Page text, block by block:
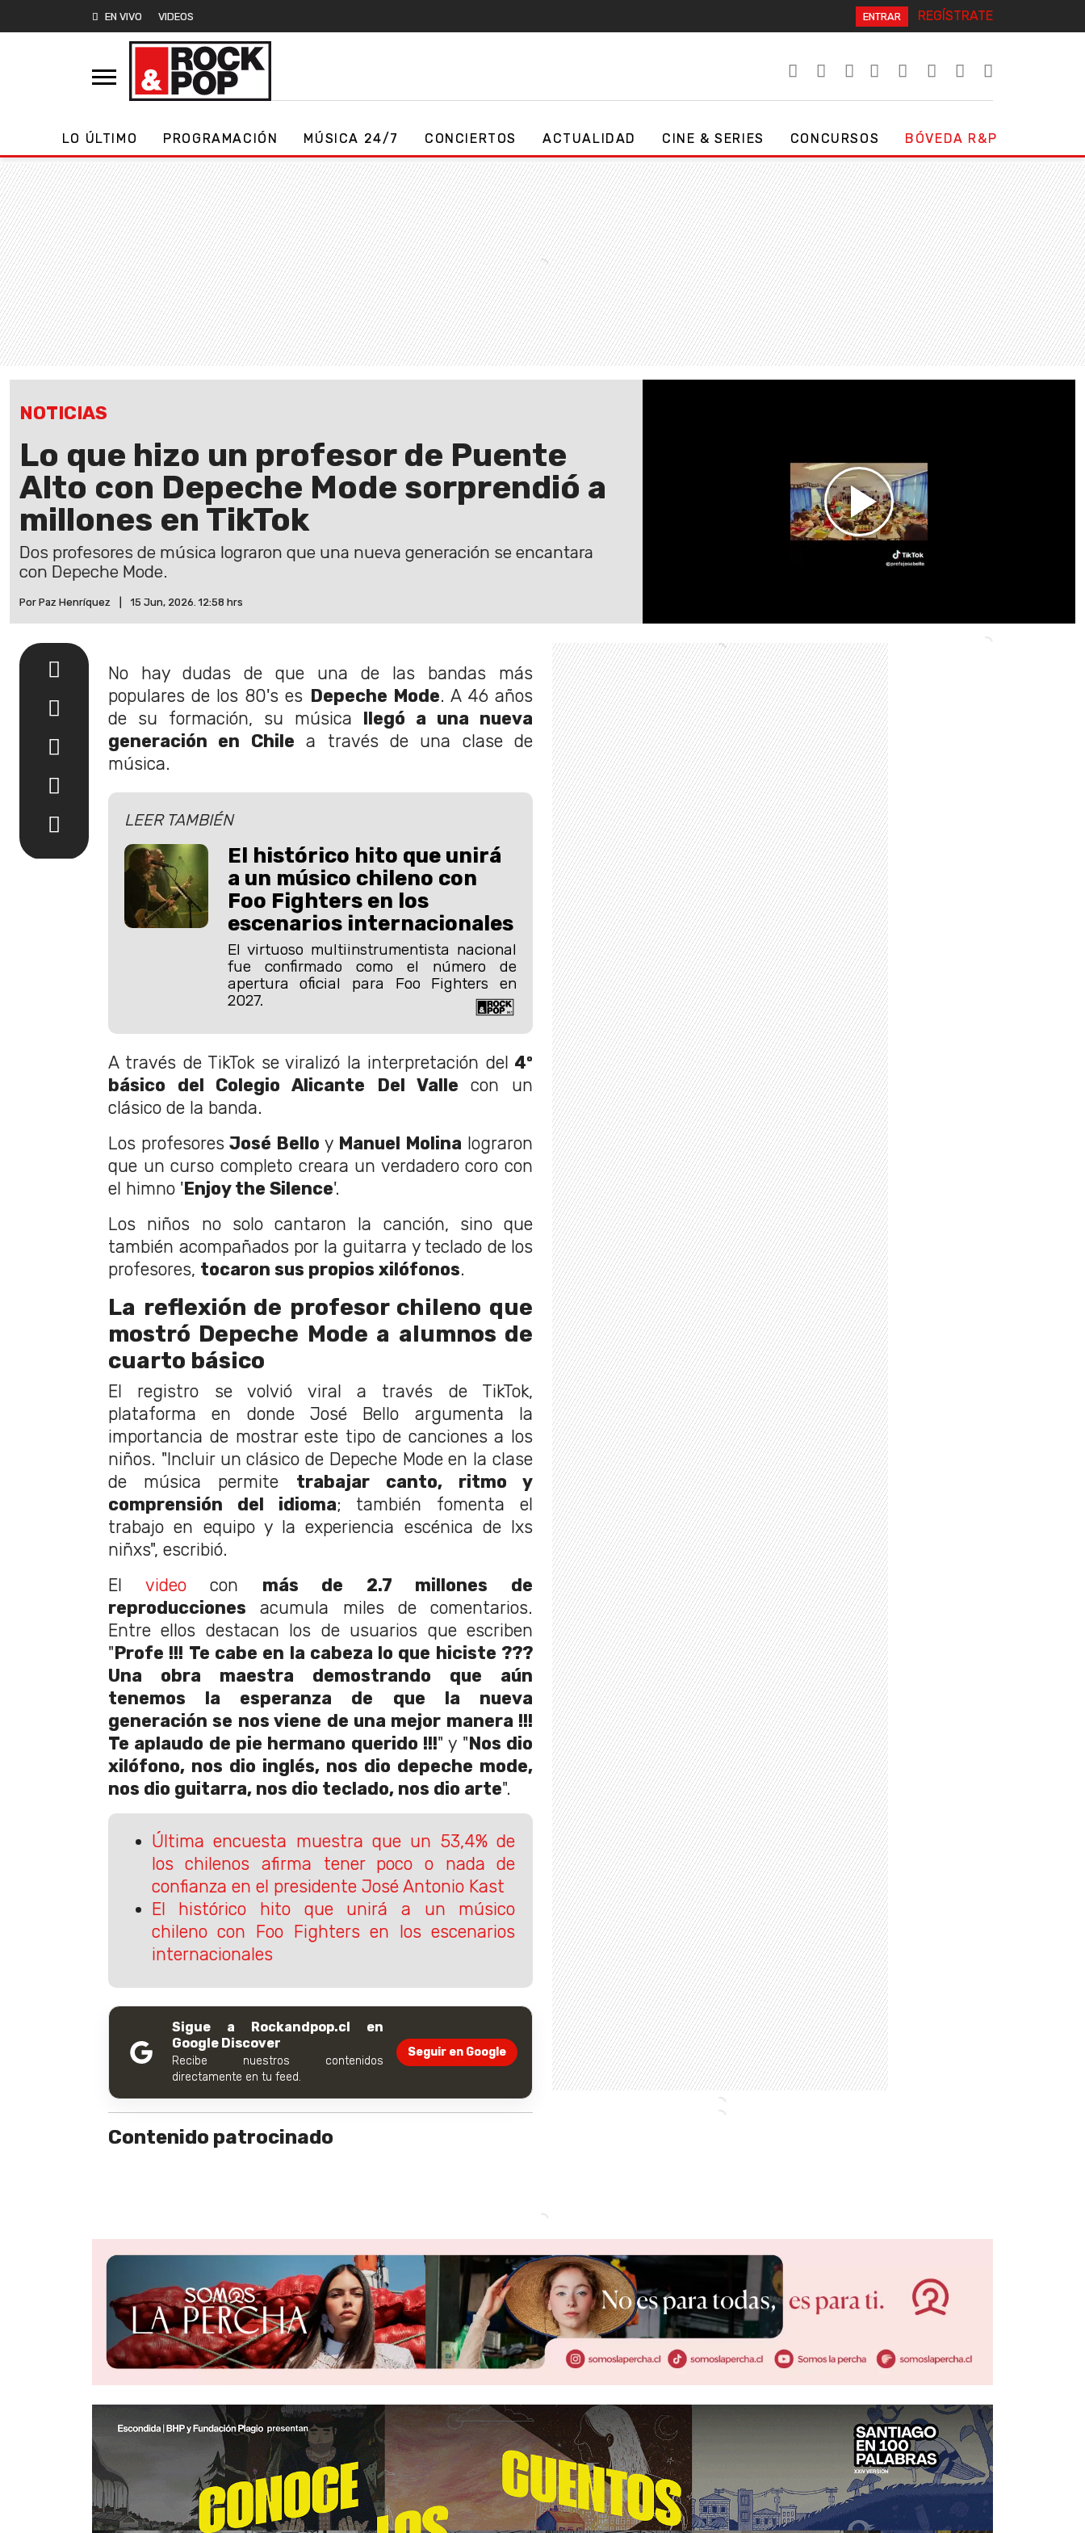
EN VIVO VIDEOS ENTRAR REGÍSTRATE
LO ÚLTIMO PROGRAMACIÓN MÚSICA 24/7 CONCIERTOS ACTUALIDAD CINE & SERIES CONCURSOS BÓVEDA R&P
NOTICIAS
Lo que hizo un profesor de Puente
Alto con Depeche Mode sorprendió a
millones en TikTok
Dos profesores de música lograron que una nueva generación se encantara
con Depeche Mode.
Por Paz Henríquez 15 Jun, 2026. 12:58 hrs
No hay dudas de que una de las bandas más
populares de los 80's es Depeche Mode. A 46 años
de su formación, su música llegó a una nueva
generación en Chile a través de una clase de
música.
LEER TAMBIÉN
El histórico hito que unirá
a un músico chileno con
Foo Fighters en los
escenarios internacionales
El virtuoso multiinstrumentista nacional
fue confirmado como el número de
apertura oficial para Foo Fighters en
2027.
A través de TikTok se viralizó la interpretación del 4º
básico del Colegio Alicante Del Valle con un
clásico de la banda.
Los profesores José Bello y Manuel Molina lograron
que un curso completo creara un verdadero coro con
el himno 'Enjoy the Silence'.
Los niños no solo cantaron la canción, sino que
también acompañados por la guitarra y teclado de los
profesores, tocaron sus propios xilófonos.
La reflexión de profesor chileno que
mostró Depeche Mode a alumnos de
cuarto básico
El registro se volvió viral a través de TikTok,
plataforma en donde José Bello argumenta la
importancia de mostrar este tipo de canciones a los
niños. "Incluir un clásico de Depeche Mode en la clase
de música permite trabajar canto, ritmo y
comprensión del idioma; también fomenta el
trabajo en equipo y la experiencia escénica de lxs
niñxs", escribió.
El videocon más de 2.7 millones de
reproducciones acumula miles de comentarios.
Entre ellos destacan los de usuarios que escriben
"Profe !!! Te cabe en la cabeza lo que hiciste ???
Una obra maestra demostrando que aún
tenemos la esperanza de que la nueva
generación se nos viene de una mejor manera !!!
Te aplaudo de pie hermano querido !!!" y "Nos dio
xilófono, nos dio inglés, nos dio depeche mode,
nos dio guitarra, nos dio teclado, nos dio arte".
Última encuesta muestra que un 53,4% de
los chilenos afirma tener poco o nada de
confianza en el presidente José Antonio Kast
El histórico hito que unirá a un músico
chileno con Foo Fighters en los escenarios
internacionales
Sigue a Rockandpop.cl en
Google Discover
Recibe nuestros contenidos
directamente en tu feed.
Seguir en Google
Contenido patrocinado